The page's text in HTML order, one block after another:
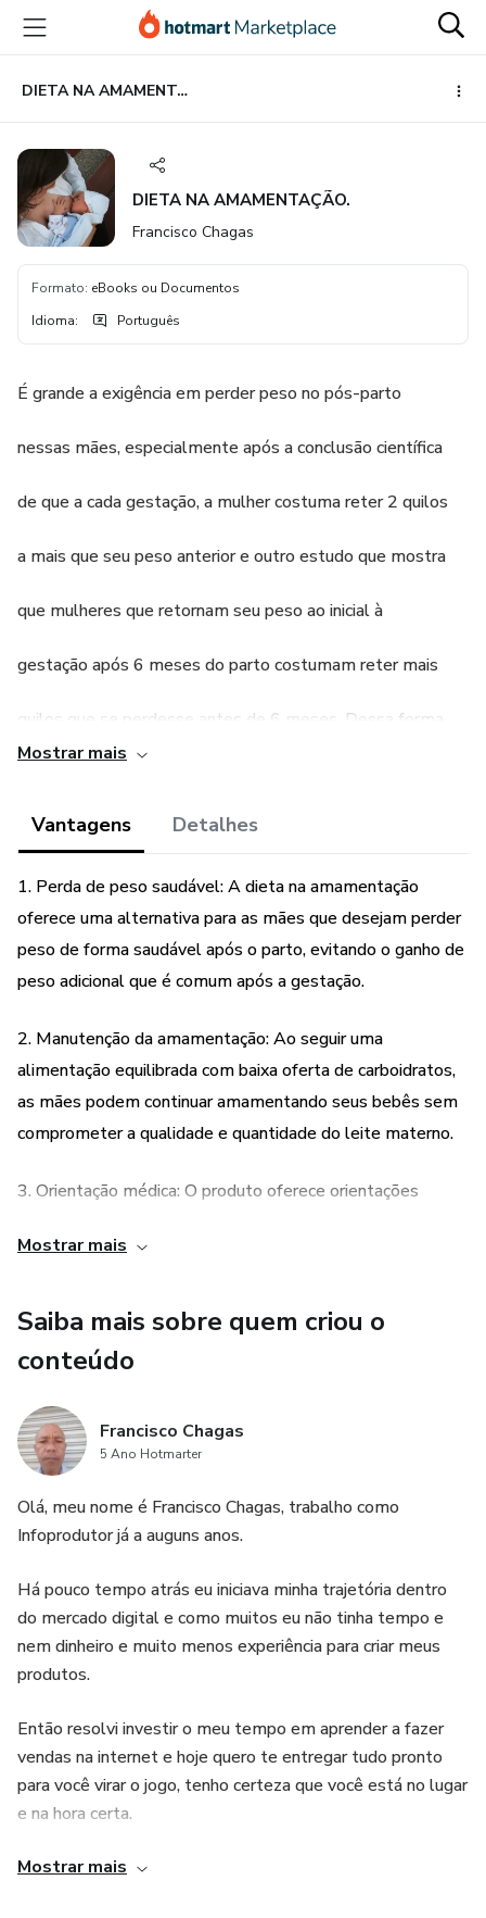
para
conteúdo
principal
para
pagamento
para
rodapé
DIETA NA AMAMENTAÇÃO.
DIETA NA AMAMENTAÇÃO.
Francisco Chagas
Formato: eBooks ou Documentos
Idioma: Português
É grande a exigência em perder peso no pós-parto
nessas mães, especialmente após a conclusão científica
de que a cada gestação, a mulher costuma reter 2 quilos
a mais que seu peso anterior e outro estudo que mostra
que mulheres que retornam seu peso ao inicial à
gestação após 6 meses do parto costumam reter mais
quilos que se perdesse antes de 6 meses. Dessa forma,
na gestação, ao mesmo tempo que fornecer orientação
alimentar equilibrada.
A proposta de alimentação com baixa oferta de
carboidratos na amamentação poderia ser uma
alternativa para aquelas mães que pretendem perder
peso e ainda manter-se na amamentação. Apesar dos
arriscado.
Mostrar mais
Vantagens Detalhes
1. Perda de peso saudável: A dieta na amamentação
oferece uma alternativa para as mães que desejam perder
peso de forma saudável após o parto, evitando o ganho de
peso adicional que é comum após a gestação.
2. Manutenção da amamentação: Ao seguir uma
alimentação equilibrada com baixa oferta de carboidratos,
as mães podem continuar amamentando seus bebês sem
comprometer a qualidade e quantidade do leite materno.
3. Orientação médica: O produto oferece orientações
amamentando, levando em consideração as necessidades
orientações são baseadas em recomendações médicas
atualizadas.
4. Resultados comprovados: A dieta na amamentação é
embasada em estudos científicos que mostram resultados
positivos para a saúde do praticante. Isso proporciona
segurança e confiança para as mães que desejam adotar
essa abordagem alimentar.
5. Acompanhamento personalizado: O produto oferece
suporte e acompanhamento personalizado, permitindo que
as mães tirem dúvidas, recebam orientações adicionais e
tenham um acompanhamento mais próximo durante todo
Mostrar mais
Saiba mais sobre quem criou o
conteúdo
Francisco Chagas
5 Ano Hotmarter
Olá, meu nome é Francisco Chagas, trabalho como
Infoprodutor já a auguns anos.
Há pouco tempo atrás eu iniciava minha trajetória dentro
do mercado digital e como muitos eu não tinha tempo e
nem dinheiro e muito menos experiência para criar meus
produtos.
Então resolvi investir o meu tempo em aprender a fazer
vendas na internet e hoje quero te entregar tudo pronto
para você virar o jogo, tenho certeza que você está no lugar
e na hora certa.
Além de você poder estar adquirindo o produto para te
Mostrar mais